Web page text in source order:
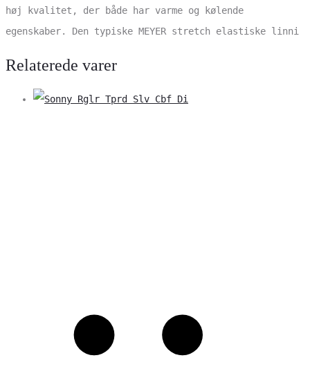
høj kvalitet, der både har varme og kølende
egenskaber. Den typiske MEYER stretch elastiske linni
Relaterede varer